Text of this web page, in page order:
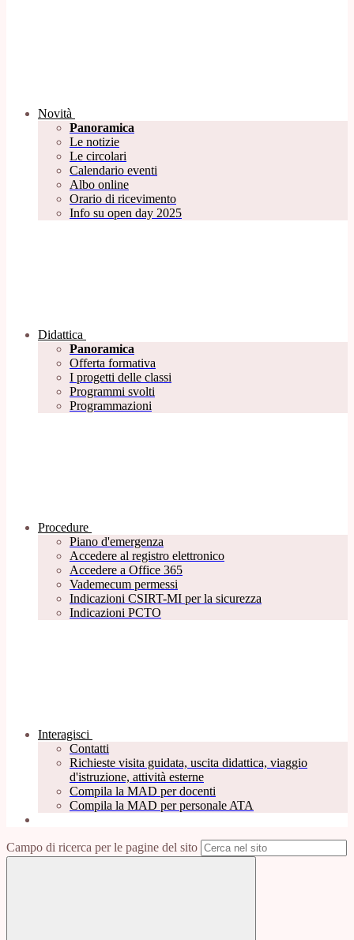
Novità
Panoramica
Le notizie
Le circolari
Calendario eventi
Albo online
Orario di ricevimento
Info su open day 2025
Didattica
Panoramica
Offerta formativa
I progetti delle classi
Programmi svolti
Programmazioni
Procedure
Piano d'emergenza
Accedere al registro elettronico
Accedere a Office 365
Vademecum permessi
Indicazioni CSIRT-MI per la sicurezza
Indicazioni PCTO
Interagisci
Contatti
Richieste visita guidata, uscita didattica, viaggio
d'istruzione, attività esterne
Compila la MAD per docenti
Compila la MAD per personale ATA
Campo di ricerca per le pagine del sito